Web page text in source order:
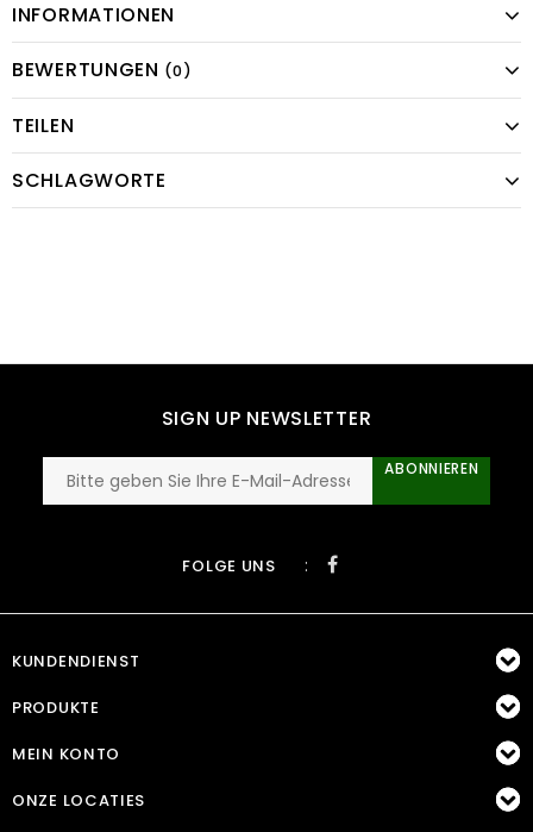
INFORMATIONEN
BEWERTUNGEN (0)
TEILEN
SCHLAGWORTE
SIGN UP NEWSLETTER
ABONNIEREN
FOLGE UNS :
KUNDENDIENST
PRODUKTE
MEIN KONTO
ONZE LOCATIES